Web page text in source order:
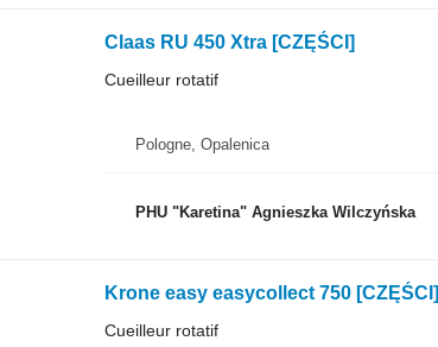
Claas RU 450 Xtra [CZĘŚCI]
Cueilleur rotatif
Pologne, Opalenica
PHU "Karetina" Agnieszka Wilczyńska
Krone easy easycollect 750 [CZĘŚCI]
Cueilleur rotatif